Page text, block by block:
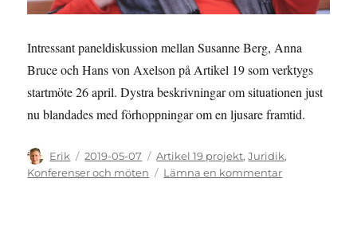
Intressant paneldiskussion mellan Susanne Berg, Anna
Bruce och Hans von Axelson på Artikel 19 som verktygs
startmöte 26 april. Dystra beskrivningar om situationen just
nu blandades med förhoppningar om en ljusare framtid.
Författare
Erik
Publicerat
den
2019-05-07 Kategorier
Artikel 19 projekt,Juridik,
Konferenser och möten
Lämna en kommentartill